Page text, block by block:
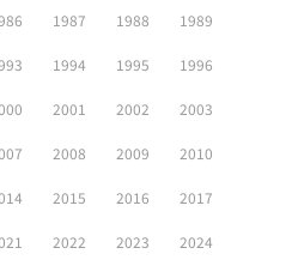
1987 1988 1989
1994 1995 1996
2001 2002 2003
2008 2009 2010
2015 2016 2017
2022 2023 2024